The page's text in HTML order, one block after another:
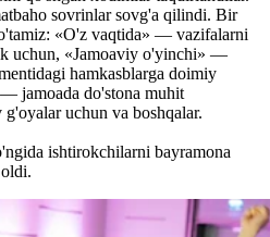
sovrinlar sovg'a qilindi. Bir
«O'z vaqtida» — vazifalarni
uchun, «Jamoaviy o'yinchi» —
hamkasblarga doimiy
jamoada do'stona muhit
uchun va boshqalar.
ishtirokchilarni bayramona